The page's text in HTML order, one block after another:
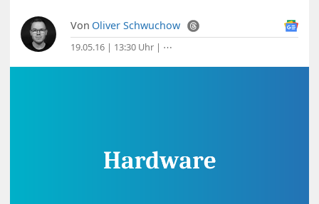
Von Oliver Schwuchow
19.05.16 | 13:30 Uhr | ⋯